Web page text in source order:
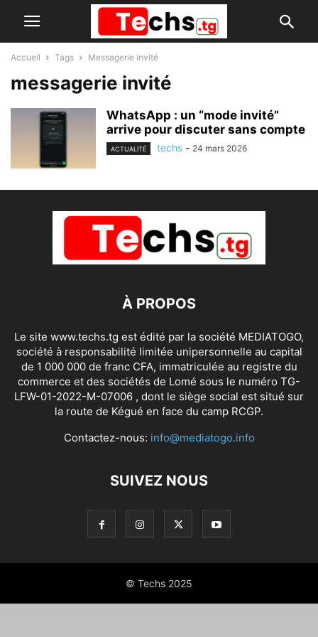
Accueil Tags Messagerie invité
messagerie invité
WhatsApp : un “mode invité”
arrive pour discuter sans compte
ACTUALITÉ techs - 24 mars 2026
À PROPOS
Le site www.techs.tg est édité par la société MEDIATOGO,
société à responsabilité limitée unipersonnelle au capital
de 1 000 000 de franc CFA, immatriculée au registre du
commerce et des sociétés de Lomé sous le numéro TG-
LFW-01-2022-M-07006 , dont le siège social est situé sur
la route de Kégué en face du camp RCGP.
Contactez-nous: info@mediatogo.info
SUIVEZ NOUS
© Techs 2025